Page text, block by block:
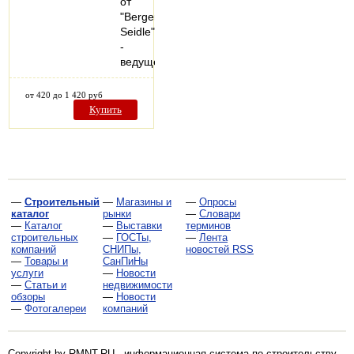
"Berger-
Seidle"
-
ведущего…
от 420 до 1 420 руб
Купить
— Строительный
каталог
— Каталог
строительных
компаний
— Товары и
услуги
— Статьи и
обзоры
— Фотогалереи
— Магазины и
рынки
— Выставки
— ГОСТы,
СНИПы,
СанПиНы
— Новости
недвижимости
— Новости
компаний
— Опросы
— Словари
терминов
— Лента
новостей RSS